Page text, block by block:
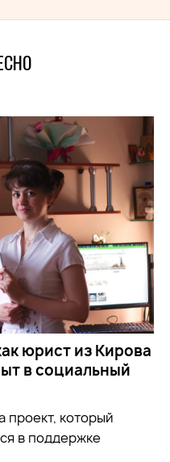
юрист из Кирова
в социальный
проект, который
в поддержке